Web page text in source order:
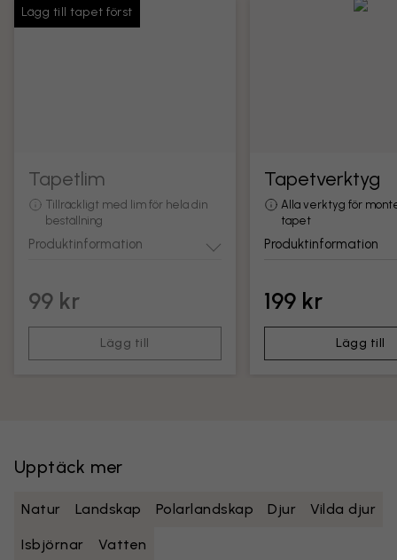
Lägg till tapet först
Tapetlim
Tillräckligt med lim för hela din
beställning
Produktinformation
99 kr
Lägg till
Tapetverktyg
Alla verktyg för
tapet
Produktinformation
199 kr
Lägg till
Upptäck mer
Natur Landskap Polarlandskap Djur Vilda djur
Isbjörnar Vatten